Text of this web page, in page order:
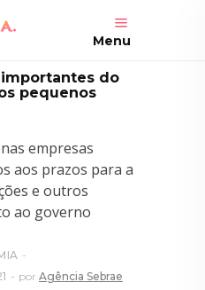
Menu
importantes do
pequenos
empresas
aos prazos para a
e outros
ao governo
por Agência Sebrae